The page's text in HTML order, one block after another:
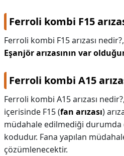
Ferroli kombi F15
Ferroli kombi F15 arızası nedir?,
Eşanjör arızasının var
Ferroli kombi A15
Ferroli kombi A15 arızası nedir?,
içerisinde F15 (fan arızası)
müdahale edilmediği durumda
kodudur. Fana yapılan
çözümlenecektir.